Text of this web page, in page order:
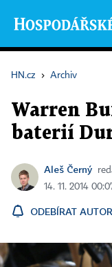
HN.cz › Archiv
Warren
baterií
Aleš Černý
14. 11. 2014
ODEBÍRAT